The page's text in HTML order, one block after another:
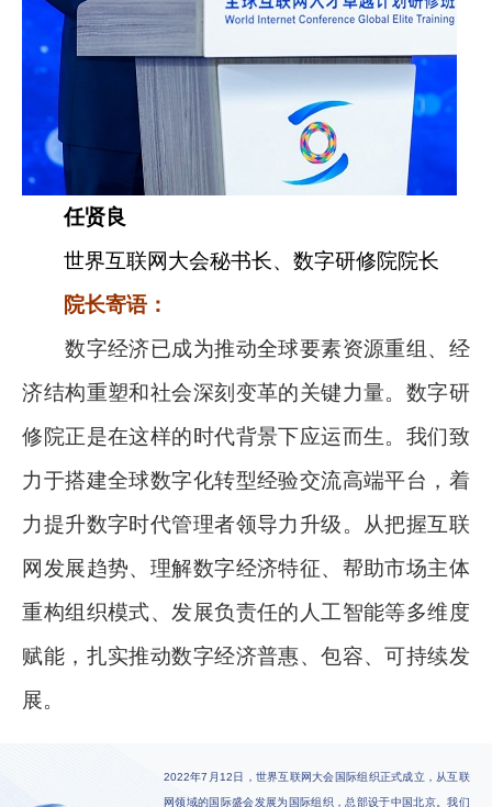
任贤良
世界互联网大会秘书长、数字研修院院长
院长寄语：
数字经济已成为推动全球要素资源重组、经
济结构重塑和社会深刻变革的关键力量。数字研
修院正是在这样的时代背景下应运而生。我们致
力于搭建全球数字化转型经验交流高端平台，着
力提升数字时代管理者领导力升级。从把握互联
网发展趋势、理解数字经济特征、帮助市场主体
重构组织模式、发展负责任的人工智能等多维度
赋能，扎实推动数字经济普惠、包容、可持续发
展。
2022年7月12日，世界互联网大会国际组织正式成立，从互联
网领域的国际盛会发展为国际组织，总部设于中国北京。我们